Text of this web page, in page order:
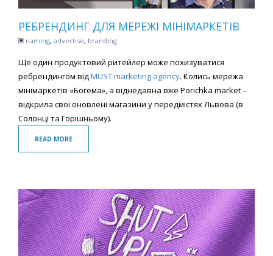
РЕБРЕНДИНГ ДЛЯ МЕРЕЖІ МІНІМАРКЕТІВ
naming, advertise, branding
Ще один продуктовий ритейлер може похизуватися
ребрендингом відMUST marketing agency. Колись мережа
мінімаркетів «Богема», а віднедавна вже Porichka market –
відкрила свої оновлені магазини у передмістях Львова (в
Солонці та Горішньому).
READ MORE